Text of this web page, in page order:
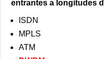
entrantes a longitudes
ISDN
MPLS
ATM